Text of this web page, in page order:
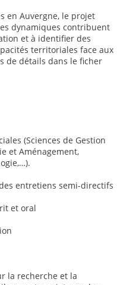
en Auvergne, le projet
dynamiques contribuent
et à identifier des
territoriales face aux
de détails dans le ficher
(Sciences de Gestion
et Aménagement,
entretiens semi-directifs
et oral
la recherche et la